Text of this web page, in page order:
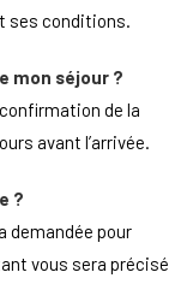
ses conditions.
mon séjour ?
de la
avant l’arrivée.
?
demandée pour
vous sera précisé